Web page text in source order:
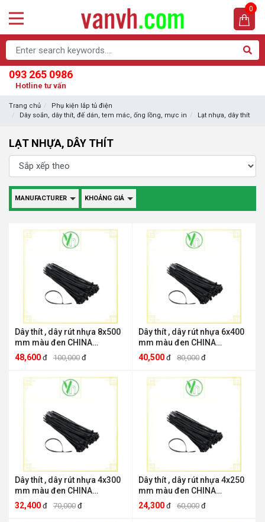
093 265 0986
Hotline tư vấn
0
Trang chủ
Phụ kiện lắp tủ điện
Dây soắn, dây thít, đế dán, tem mác, ống lồng, mực in
Lạt nhựa, dây thít
LẠT NHỰA, DÂY THÍT
Dây thít , dây rút nhựa 8x500
mm màu đen CHINA
thit50den
48,600 đ 100,000 đ
Dây thít , dây rút nhựa 6x400
mm màu đen CHINA
thi40den
40,500 đ 80,000 đ
Dây thít , dây rút nhựa 4x300
mm màu đen CHINA
thit30den
32,400 đ 70,000 đ
Dây thít , dây rút nhựa 4x250
mm màu đen CHINA
thit25den
24,300 đ 60,000 đ
MANUFACTURER KHOẢNG GIÁ